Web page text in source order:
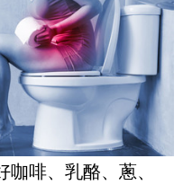
啡、乳酪、蔥、